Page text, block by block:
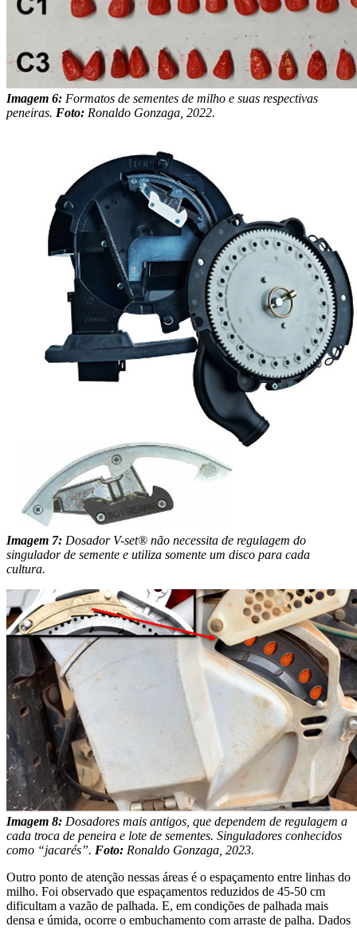
Imagem 6: Formatos de sementes de milho e suas respectivas
peneiras. Foto: Ronaldo Gonzaga, 2022.
Imagem 7: Dosador V-set® não necessita de regulagem do
singulador de semente e utiliza somente um disco para cada
cultura.
Imagem 8: Dosadores mais antigos, que dependem de regulagem a
cada troca de peneira e lote de sementes. Singuladores conhecidos
como “jacarés”. Foto: Ronaldo Gonzaga, 2023.
Outro ponto de atenção nessas áreas é o espaçamento entre linhas do
milho. Foi observado que espaçamentos reduzidos de 45-50 cm
dificultam a vazão de palhada. E, em condições de palhada mais
densa e úmida, ocorre o embuchamento com arraste de palha. Dados